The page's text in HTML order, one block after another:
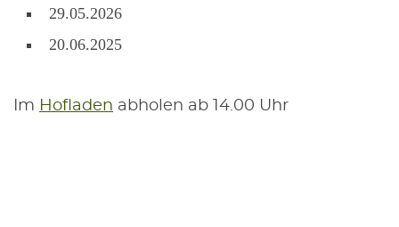
29.05.2026
20.06.2025
Im Hof­la­den abho­len ab 14.00 Uhr